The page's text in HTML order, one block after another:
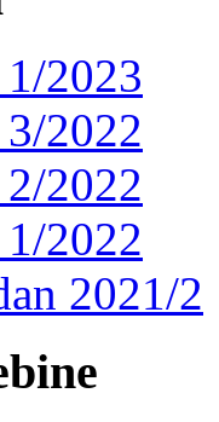
2023
2022
2022
2022
2021/2